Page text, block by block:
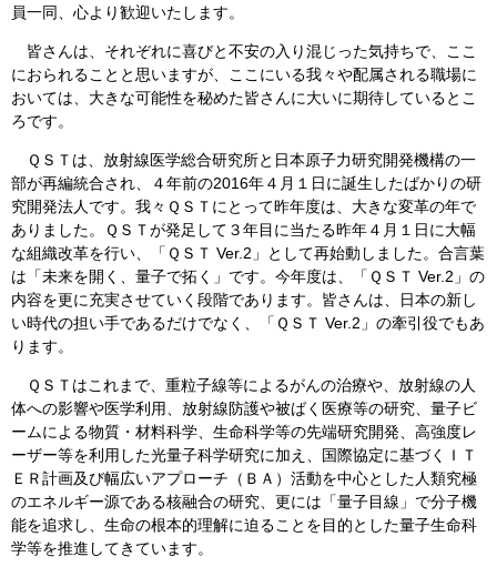
員一同、心より歓迎いたします。
皆さんは、それぞれに喜びと不安の入り混じった気持ちで、ここ
におられることと思いますが、ここにいる我々や配属される職場に
おいては、大きな可能性を秘めた皆さんに大いに期待しているとこ
ろです。
ＱＳＴは、放射線医学総合研究所と日本原子力研究開発機構の一
部が再編統合され、４年前の2016年４月１日に誕生したばかりの研
究開発法人です。我々ＱＳＴにとって昨年度は、大きな変革の年で
ありました。ＱＳＴが発足して３年目に当たる昨年４月１日に大幅
な組織改革を行い、「ＱＳＴ Ver.2」として再始動しました。合言葉
は「未来を開く、量子で拓く」です。今年度は、「ＱＳＴ Ver.2」の
内容を更に充実させていく段階であります。皆さんは、日本の新し
い時代の担い手であるだけでなく、「ＱＳＴ Ver.2」の牽引役でもあ
ります。
ＱＳＴはこれまで、重粒子線等によるがんの治療や、放射線の人
体への影響や医学利用、放射線防護や被ばく医療等の研究、量子ビ
ームによる物質・材料科学、生命科学等の先端研究開発、高強度レ
ーザー等を利用した光量子科学研究に加え、国際協定に基づくＩＴ
ＥＲ計画及び幅広いアプローチ（ＢＡ）活動を中心とした人類究極
のエネルギー源である核融合の研究、更には「量子目線」で分子機
能を追求し、生命の根本的理解に迫ることを目的とした量子生命科
学等を推進してきています。